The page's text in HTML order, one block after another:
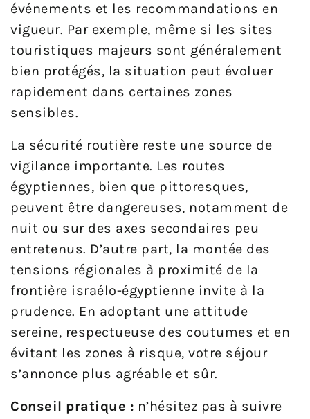
événements et les recommandations en
vigueur. Par exemple, même si les sites
touristiques majeurs sont généralement
bien protégés, la situation peut évoluer
rapidement dans certaines zones
sensibles.
La sécurité routière reste une source de
vigilance importante. Les routes
égyptiennes, bien que pittoresques,
peuvent être dangereuses, notamment de
nuit ou sur des axes secondaires peu
entretenus. D’autre part, la montée des
tensions régionales à proximité de la
frontière israélo-égyptienne invite à la
prudence. En adoptant une attitude
sereine, respectueuse des coutumes et en
évitant les zones à risque, votre séjour
s’annonce plus agréable et sûr.
Conseil pratique : n’hésitez pas à suivre